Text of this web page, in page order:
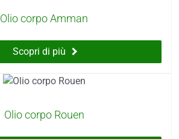
Olio corpo Amman
Scopri di più
Olio corpo Rouen